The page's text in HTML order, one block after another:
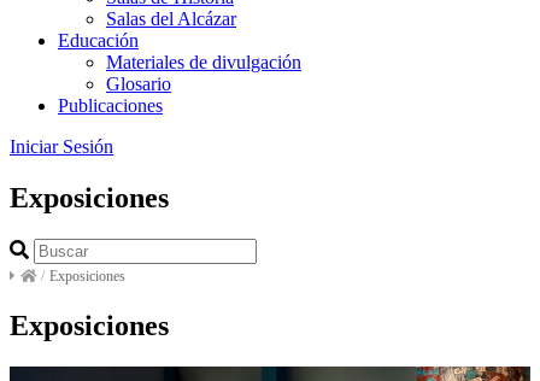
Salas del Alcázar
Educación
Materiales de divulgación
Glosario
Publicaciones
Iniciar Sesión
Exposiciones
/ Exposiciones
Exposiciones